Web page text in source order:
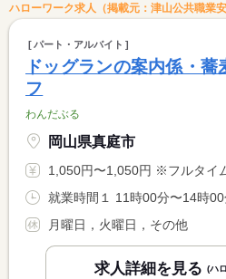
ハローワーク求人（掲載元：津山公共職業安
パート・アルバイト
ドッグランの案内係・
フ
わんだぶる
岡山県真庭市
1,050円〜1,050円 ※フルタイム求人の場合は月額（換算額）
就業時間１ 11時00分〜14時
月曜日，火曜日，その他
求人詳細を見る (ハ